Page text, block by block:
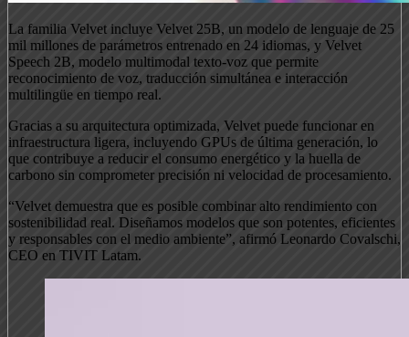
La familia Velvet incluye Velvet 25B, un modelo de lenguaje de 25
mil millones de parámetros entrenado en 24 idiomas, y Velvet
Speech 2B, modelo multimodal texto-voz que permite
reconocimiento de voz, traducción simultánea e interacción
multilingüe en tiempo real.
Gracias a su arquitectura optimizada, Velvet puede funcionar en
infraestructura ligera, incluyendo GPUs de última generación, lo
que contribuye a reducir el consumo energético y la huella de
carbono sin comprometer precisión ni velocidad de procesamiento.
“Velvet demuestra que es posible combinar alto rendimiento con
sostenibilidad real. Diseñamos modelos que son potentes, eficientes
y responsables con el medio ambiente”, afirmó Leonardo Covalschi,
CEO en TIVIT Latam.